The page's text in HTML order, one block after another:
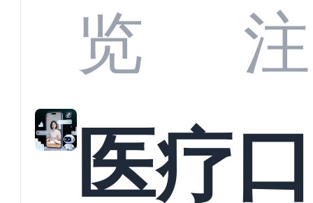
准？
何助力
教育机
览
注
医疗口